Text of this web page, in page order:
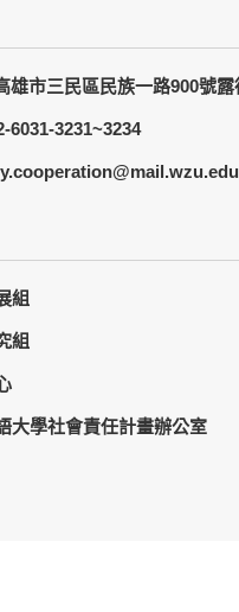
雄市三民區民族一路900號
6031-3231~3234
組
組
大學社會責任計畫辦公室